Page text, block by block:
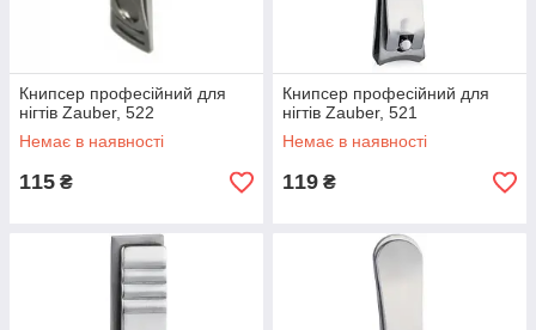
Книпсер професійний для
нігтів Zauber, 522
Немає в наявності
115 ₴
Книпсер професійний для
нігтів Zauber, 521
Немає в наявності
119 ₴